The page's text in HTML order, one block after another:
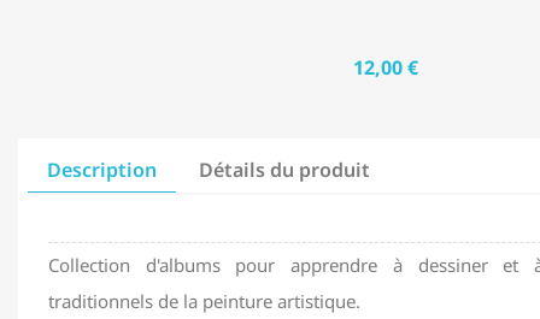
12,00 €
Description Détails du produit
Collection d'albums pour apprendre à dessiner et
traditionnels de la peinture artistique.